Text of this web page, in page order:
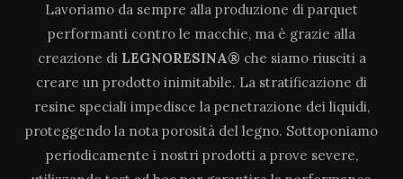
Lavoriamo da sempre alla produzione di parquet
performanti contro le macchie, ma è grazie alla
creazione di LEGNORESINA® che siamo riusciti a
creare un prodotto inimitabile. La stratificazione di
resine speciali impedisce la penetrazione dei liquidi,
proteggendo la nota porosità del legno. Sottoponiamo
periodicamente i nostri prodotti a prove severe,